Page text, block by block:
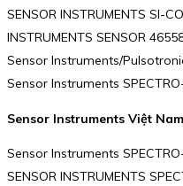
SENSOR INSTRUMENTS SI-
INSTRUMENTS SENSOR
Sensor Instruments/
Sensor Instruments
Sensor Instruments Việt Nam
Sensor Instruments
SENSOR INSTRUMENTS